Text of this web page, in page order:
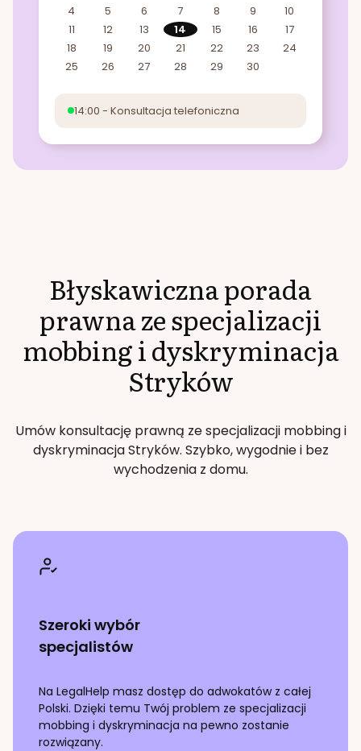
4
5 6 7 8 9
10
11
12 13 14 15 16
17
18
19 20 21 22 23
24
25
26 27 28 29 30
14:00 - Konsultacja telefoniczna
Błyskawiczna porada
prawna ze specjalizacji
mobbing i dyskryminacja
Stryków
Umów konsultację prawną ze specjalizacji mobbing i
dyskryminacjaStryków. Szybko, wygodnie i bez
wychodzenia z domu.
Szeroki wybór
specjalistów
Na LegalHelp masz dostęp do adwokatów z całej
Polski. Dzięki temu Twój problem ze specjalizacji
mobbing i dyskryminacja na pewno zostanie
rozwiązany.